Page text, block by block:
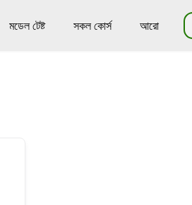
মডেল টেষ্ট সকল কোর্স আরো